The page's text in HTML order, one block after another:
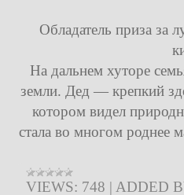
Обладатель приза за
На дальнем хуторе
земли. Дед — крепкий
котором видел
стала во многом роднее
VIEWS: 748 | ADDED